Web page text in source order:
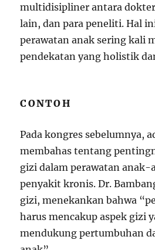
multidisipliner antara
lain, dan para peneliti. Hal
perawatan anak sering kali
pendekatan yang holistik
CONTOH
Pada kongres sebelumnya,
membahas tentang
gizi dalam perawatan anak-
penyakit kronis. Dr.
gizi, menekankan bahwa
harus mencakup aspek gizi
mendukung pertumbuhan